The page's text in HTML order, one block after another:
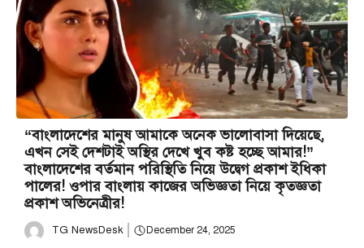
“বাংলাদেশের মানুষ আমাকে অনেক ভালোবাসা দিয়েছে,
এখন সেই দেশটাই অস্থির দেখে খুব কষ্ট হচ্ছে আমার!”
বাংলাদেশের বর্তমান পরিস্থিতি নিয়ে উদ্বেগ প্রকাশ ইধিকা
পালের! ওপার বাংলায় কাজের অভিজ্ঞতা নিয়ে কৃতজ্ঞতা
প্রকাশ অভিনেত্রীর!
TG NewsDesk December 24, 2025